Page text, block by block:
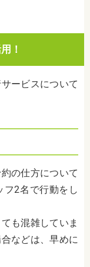
！
ービスについて
の仕方について
フ2名で行動をし
も混雑していま
などは、早めに